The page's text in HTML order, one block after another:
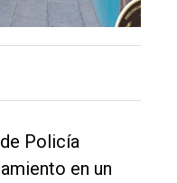
Policía
en un